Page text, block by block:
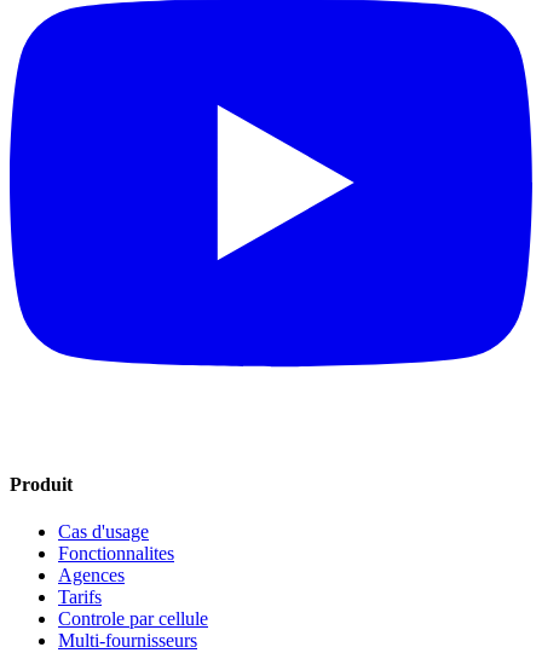
Produit
Cas d'usage
Fonctionnalites
Agences
Tarifs
Controle par cellule
Multi-fournisseurs